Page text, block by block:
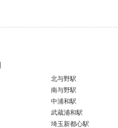
北与野駅
南与野駅
中浦和駅
武蔵浦和駅
埼玉新都心駅